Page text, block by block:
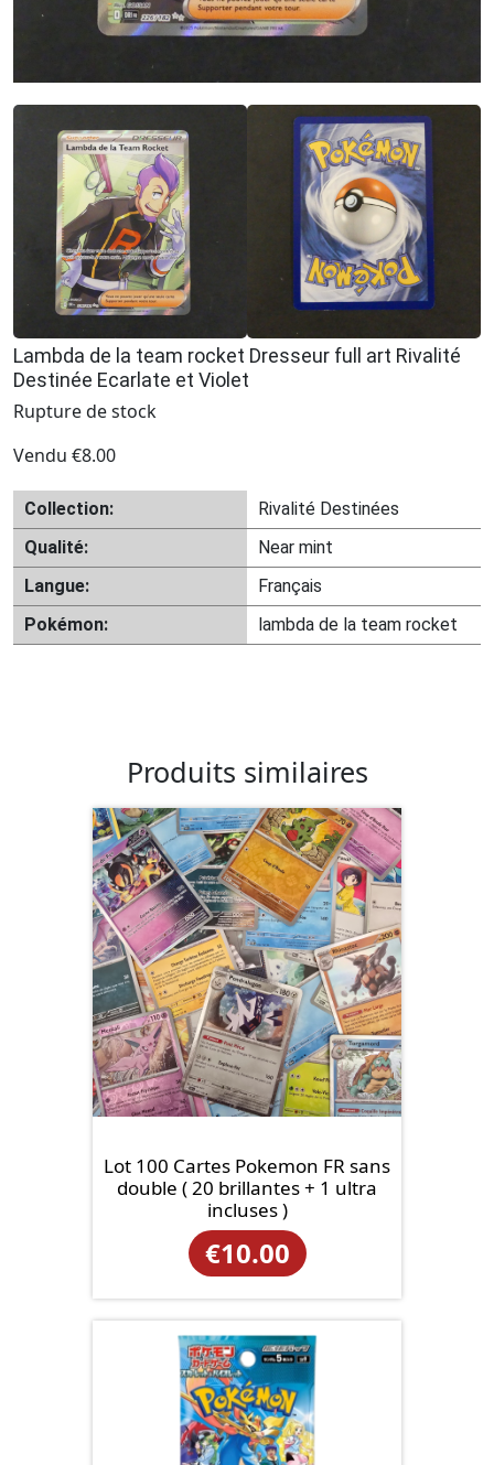
Lambda de la team rocket Dresseur full art Rivalité
Destinée Ecarlate et Violet
Rupture de stock
Vendu €8.00
Collection:
Rivalité Destinées
Qualité:
Near mint
Langue:
Français
Pokémon:
lambda de la team rocket
Produits similaires
Lot 100 Cartes Pokemon FR sans
double ( 20 brillantes + 1 ultra
incluses )
€10.00